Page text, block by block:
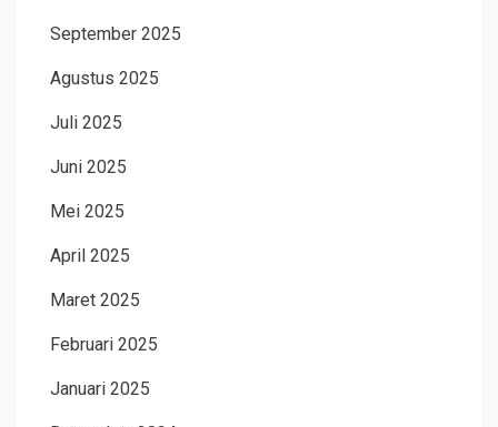
September 2025
Agustus 2025
Juli 2025
Juni 2025
Mei 2025
April 2025
Maret 2025
Februari 2025
Januari 2025